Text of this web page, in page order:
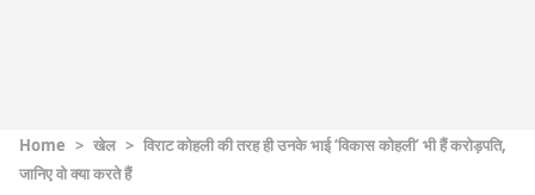
Home > खेल > विराट कोहली की तरह ही उनके भाई ‘विकास कोहली’ भी हैं करोड़पति,
जानिए वो क्या करते हैं